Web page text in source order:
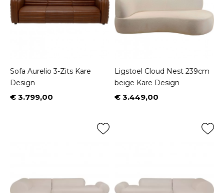
Sofa Aurelio 3-Zits Kare
Design
Prijs
€ 3.799,00
Ligstoel Cloud Nest 239cm
beige Kare Design
Prijs
€ 3.449,00